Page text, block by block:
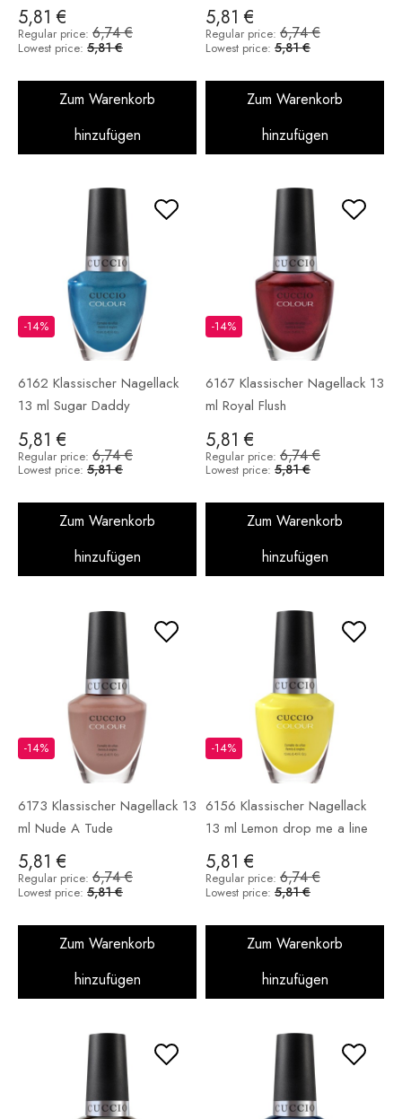
5,81 €
Regular price: 6,74 €
Lowest price: 5,81 €
Zum Warenkorb
hinzufügen
5,81 €
Regular price: 6,74 €
Lowest price: 5,81 €
Zum Warenkorb
hinzufügen
6162 Klassischer Nagellack
13 ml Sugar Daddy
5,81 €
-14%
Regular price: 6,74 €
Lowest price: 5,81 €
Zum Warenkorb
hinzufügen
6167 Klassischer Nagellack 13
ml Royal Flush
5,81 €
-14%
Regular price: 6,74 €
Lowest price: 5,81 €
Zum Warenkorb
hinzufügen
6173 Klassischer Nagellack 13
ml Nude A Tude
5,81 €
-14%
Regular price: 6,74 €
Lowest price: 5,81 €
Zum Warenkorb
hinzufügen
6156 Klassischer Nagellack
13 ml Lemon drop me a line
5,81 €
-14%
Regular price: 6,74 €
Lowest price: 5,81 €
Zum Warenkorb
hinzufügen